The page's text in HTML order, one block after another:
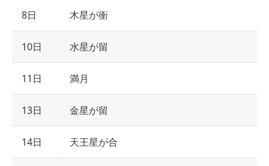
8日 木星が衝
10日 水星が留
11日 満月
13日 金星が留
14日 天王星が合